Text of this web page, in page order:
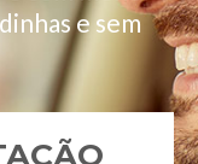
e sem